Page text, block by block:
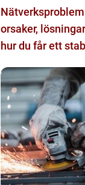
Nätverksproblem
orsaker,
hur du får ett